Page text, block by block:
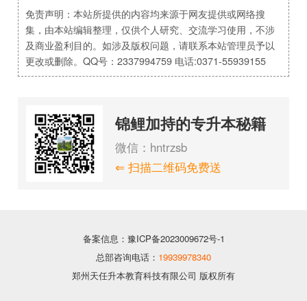
免责声明：本站所提供的内容均来源于网友提供或网络搜
集，由本站编辑整理，仅供个人研究、交流学习使用，不涉
及商业盈利目的。如涉及版权问题，请联系本站管理员予以
更改或删除。QQ号：2337994759 电话:0371-55939155
锦鲤加持的专升本秘籍
微信：hntrzsb
⇐ 扫描二维码免费送
备案信息：豫ICP备2023009672号-1
总部咨询电话： 19939978340
郑州天任升本教育科技有限公司 版权所有